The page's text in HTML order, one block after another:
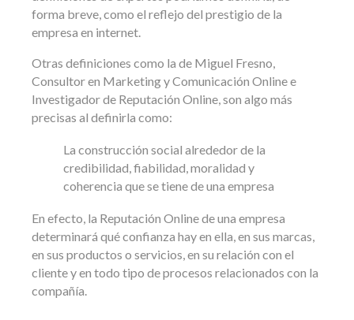
forma breve, como el reflejo del prestigio de la
empresa en internet.
Otras definiciones como la de Miguel Fresno,
Consultor en Marketing y Comunicación Online e
Investigador de Reputación Online, son algo más
precisas al definirla como:
La construcción social alrededor de la
credibilidad, fiabilidad, moralidad y
coherencia que se tiene de una empresa
En efecto, la Reputación Online de una empresa
determinará qué confianza hay en ella, en sus marcas,
en sus productos o servicios, en su relación con el
cliente y en todo tipo de procesos relacionados con la
compañía.